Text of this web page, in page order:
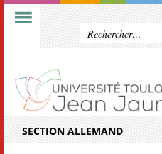
SECTION ALLEMAND